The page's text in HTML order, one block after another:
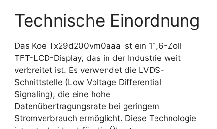
Technische Einordnung
Das Koe Tx29d200vm0aaa ist ein 11,6-Zoll
TFT-LCD-Display, das in der Industrie weit
verbreitet ist. Es verwendet die LVDS-
Schnittstelle (Low Voltage Differential
Signaling), die eine hohe
Datenübertragungsrate bei geringem
Stromverbrauch ermöglicht. Diese Technologie